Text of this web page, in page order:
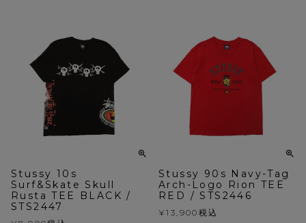
Stussy 10s
Surf&Skate Skull
Rusta TEE BLACK /
STS2447
Stussy 90s Navy-Tag
Arch-Logo Rion TEE
RED / STS2446
¥13,900 税込